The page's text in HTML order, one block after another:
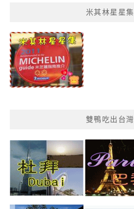
類
米其林星星集
雙鴨吃出台灣